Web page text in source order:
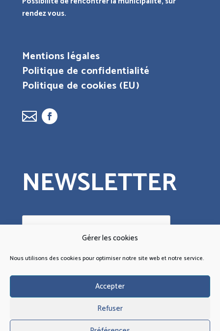
Gérer les cookies
Nous utilisons des cookies pour optimiser notre site web et notre service.
Accepter
Refuser
rendez vous.
Mentions légales
Politique de confidentialité
Politique de cookies (EU)
NEWSLETTER
consentement.
Je comprends qu’en m’abonnant, je
choisis explicitement de recevoir la
et à tout moment me désinscrire.